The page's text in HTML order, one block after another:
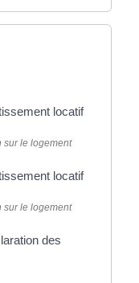
locatif
sur le logement
locatif
sur le logement
des